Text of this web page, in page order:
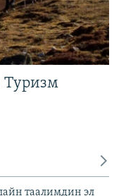
Туризм
таалимдин эл